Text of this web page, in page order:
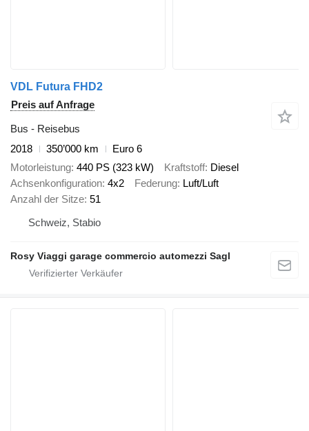
VDL Futura FHD2
Preis auf Anfrage
Bus - Reisebus
2018
350’000 km
Euro 6
Motorleistung 440 PS (323 kW) Kraftstoff Diesel
Achsenkonfiguration 4x2 Federung Luft/Luft
Anzahl der Sitze 51
Schweiz, Stabio
Rosy Viaggi garage commercio automezzi Sagl